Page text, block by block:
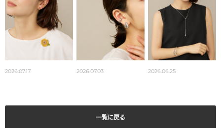
2026.07.17 2026.07.03 2026.06.25
一覧に戻る